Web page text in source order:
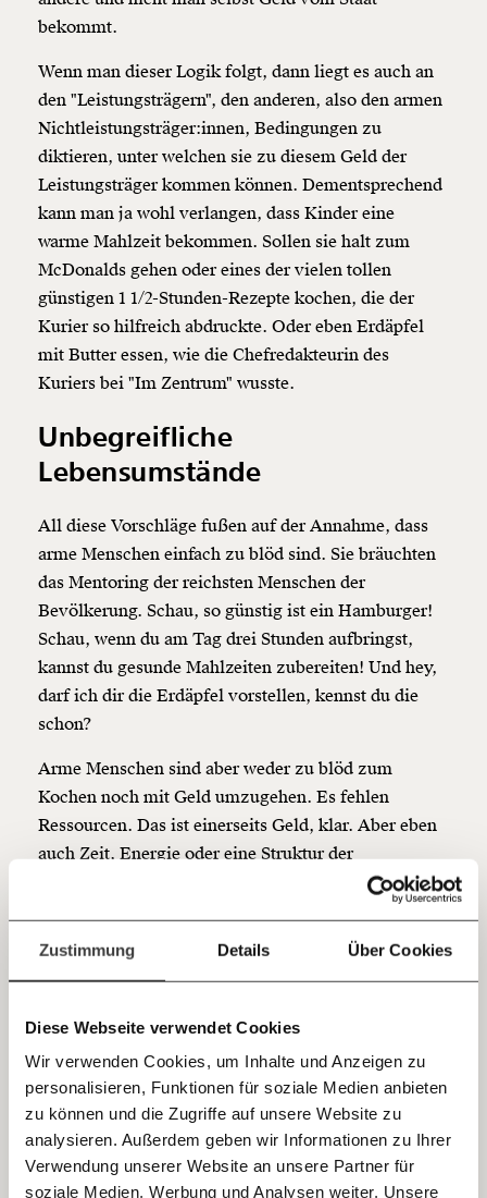
Zustimmung Details Über Cookies
Diese Webseite verwendet Cookies
Wir verwenden Cookies, um Inhalte und Anzeigen zu
personalisieren, Funktionen für soziale Medien anbieten
zu können und die Zugriffe auf unsere Website zu
analysieren. Außerdem geben wir Informationen zu Ihrer
Verwendung unserer Website an unsere Partner für
soziale Medien, Werbung und Analysen weiter. Unsere
Immer auf dem Laufenden
Veränderung
beginnt mit Dir!
Fördermitglied
und wir können gemeinsam
unsere Wirtschaft so gestalten, dass sie für alle
funktioniert. Unsere Recherchen sind für alle frei im
Netz. Unabhängig und werbefrei. Und das wird auch
so bleiben. Kämpf’ mit uns für den Fortschritt und
Du überweist lieber direkt?
Hier unsere IBAN: AT34 4300 0498 0007 6017
Kontoinhaber: Momentum Institut - Verein für
sozialen Fortschritt
Jetzt
einfach
teilen.
E-Mail
Whatsapp
bekommt.
Wenn man dieser Logik folgt, dann liegt es auch an
den "Leistungsträgern", den anderen, also den armen
Nichtleistungsträger:innen, Bedingungen zu
diktieren, unter welchen sie zu diesem Geld der
Leistungsträger kommen können. Dementsprechend
kann man ja wohl verlangen, dass Kinder eine
warme Mahlzeit bekommen. Sollen sie halt zum
McDonalds gehen oder eines der vielen tollen
günstigen 1 1/2-Stunden-Rezepte kochen, die der
Kurier so hilfreich abdruckte. Oder eben Erdäpfel
mit Butter essen, wie die Chefredakteurin des
Kuriers bei "Im Zentrum" wusste.
Unbegreifliche
Lebensumstände
All diese Vorschläge fußen auf der Annahme, dass
arme Menschen einfach zu blöd sind. Sie bräuchten
das Mentoring der reichsten Menschen der
Bevölkerung. Schau, so günstig ist ein Hamburger!
Schau, wenn du am Tag drei Stunden aufbringst,
kannst du gesunde Mahlzeiten zubereiten! Und hey,
darf ich dir die Erdäpfel vorstellen, kennst du die
schon?
Arme Menschen sind aber weder zu blöd zum
Kochen noch mit Geld umzugehen. Es fehlen
Ressourcen. Das ist einerseits Geld, klar. Aber eben
auch Zeit, Energie oder eine Struktur der
aufwändigeren Berufen und sitzen nicht auf bequem
gepolsterten Chefredaktions-Sesseln.
Dem Geldmangel folgen viele
andere Belastungen
Reiche Menschen können sich diesen Alltag oft nicht
vorstellen, wenn sie ihn weder aus ihrem Umfeld
kennen noch selbst erlebt
haben. Energiepreiserhöhungen können nicht nach